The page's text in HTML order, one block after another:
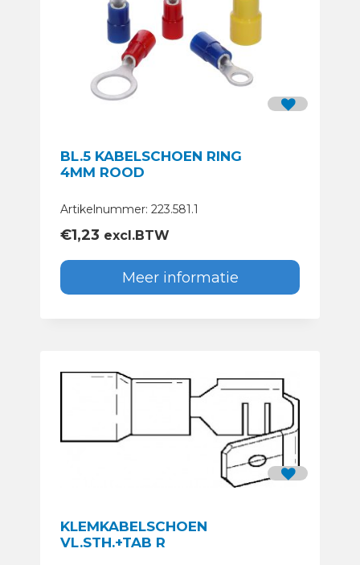
BL.5 KABELSCHOEN RING
4MM ROOD
Artikelnummer: 223.581.1
€1,23 excl.BTW
Meer informatie
KLEMKABELSCHOEN
VL.STH.+TAB R